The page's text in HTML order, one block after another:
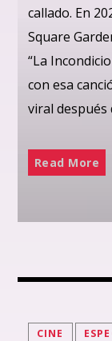
callado. En
Square
“La
con esa
viral
Read More
CINE